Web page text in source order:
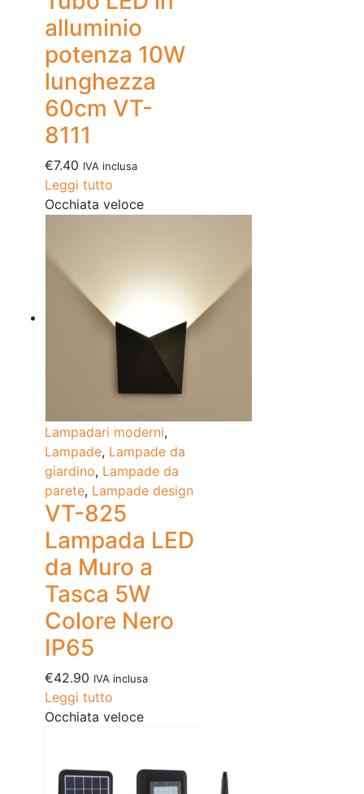
alluminio
potenza 10W
lunghezza
60cm VT-
8111
€7.40 IVA inclusa
Leggi tutto
Occhiata veloce
Lampadari moderni,
Lampade, Lampade da
giardino, Lampade da
parete, Lampade design
VT-825
Lampada LED
da Muro a
Tasca 5W
Colore Nero
IP65
€42.90 IVA inclusa
Leggi tutto
Occhiata veloce